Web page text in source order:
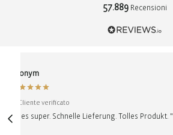
57.889Recensioni
Anonym
Cliente verificato
"Alles super. Schnelle Lieferung. Tolles Produkt. "